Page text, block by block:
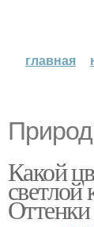
главная
Какой
светлой
Оттенки